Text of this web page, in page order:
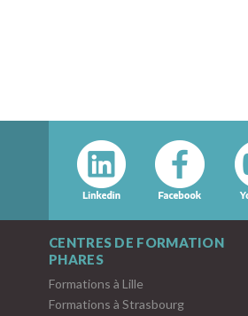
CENTRES DE FORMATION
PHARES
Formations à Lille
Formations à Strasbourg